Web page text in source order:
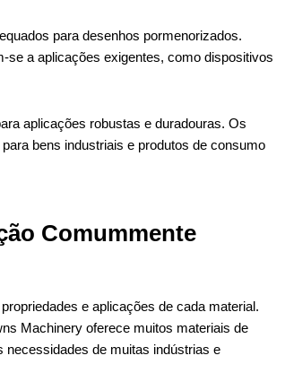
para desenhos pormenorizados.
se a aplicações exigentes, como dispositivos
aplicações robustas e duradouras. Os
bens industriais e produtos de consumo
Comummente
e aplicações de cada material.
Machinery oferece muitos materiais de
necessidades de muitas indústrias e